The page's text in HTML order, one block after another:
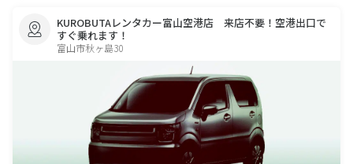
KUROBUTAレンタカー富山空港店 来店不要！空港出口で
すぐ乗れます！
富山市秋ヶ島30